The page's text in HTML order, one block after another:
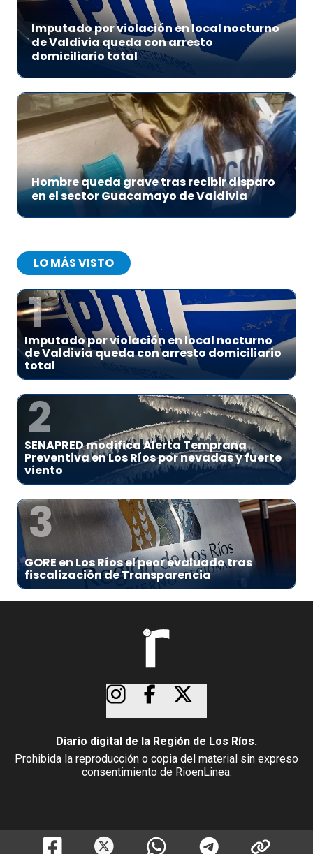
Imputado por violación en local nocturno
de Valdivia queda con arresto
domiciliario total
Hombre queda grave tras recibir disparo
en el sector Guacamayo de Valdivia
LO MÁS VISTO
1
Imputado por violación en local nocturno
de Valdivia queda con arresto domiciliario
total
2
SENAPRED modifica Alerta Temprana
Preventiva en Los Ríos por nevadas y fuerte
viento
3
GORE en Los Ríos el peor evaluado tras
fiscalización de Transparencia
Diario digital de la Región de Los Ríos.
Prohibida la reproducción o copia del material sin expreso
consentimiento de RioenLinea.